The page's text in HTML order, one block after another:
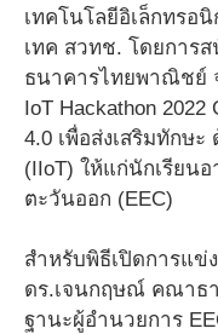
เทคโนโลยีอิเล็กทรอ
เทค สวทช. โดยการ
ธนาคารไทยพาณิชย์
IoT Hackathon 2022
4.0 เพื่อส่งเสริมทักษะ
(IIoT) ให้แก่นักเรียน
ตะวันออก (EEC)
สำหรับพิธีเปิดการแข่
ดร.เจนกฤษณ์ คณาธ
ฐานะผู้อำนวยการ